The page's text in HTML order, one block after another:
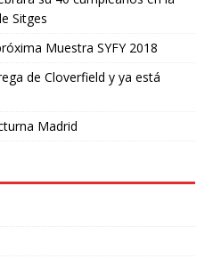
Sitges
Muestra SYFY 2018
de Cloverfield y ya está
Madrid